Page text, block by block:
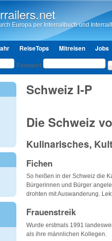
Europa per Interrailbuch und
ReiseTops Mitreisen Jobs
Passwort
Schweiz I-P
Die Schweiz
Kulinarisches,
Fichen
So heißen in der Schweiz die
Bürgerinnen und Bürger
drohten mit Auswanderung.
Frauenstreik
Wurde erstmals 1991
als ihre männlichen Kollegen.